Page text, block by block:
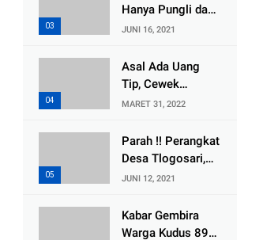
Kecelakaan
Hanya Pungli dan
Dana Bedah
Diembat, ,
Perangkat Desa
Selewengkan
Bantuan Mushola
JUNI 16, 2021
Asal Ada Uang
Tip, Cewek
Pemandu Karaoke
Bersedia Bugil
MARET 31, 2022
Parah !! Perangkat
Desa Tlogosari,
Kecamatan
Embat Dana Bedah
Rumah dari
JUNI 12, 2021
Kabar Gembira
Warga Kudus 89